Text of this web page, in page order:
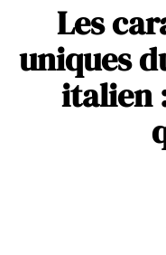
Les
uniques
italien